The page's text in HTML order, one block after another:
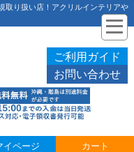
取り扱い店！アクリルインテリアや
ご利用ガイド
お問い合わせ
イページ カート